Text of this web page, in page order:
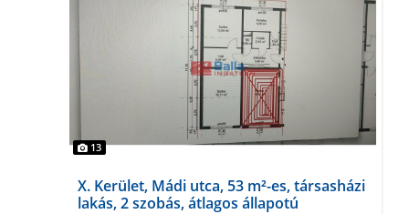
13
X. Kerület, Mádi utca, 53 m²-es, társasházi
lakás, 2 szobás, átlagos állapotú